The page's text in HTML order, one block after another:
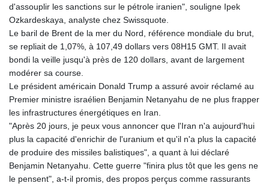
d'assouplir les sanctions sur le pétrole iranien", souligne Ipek
Ozkardeskaya, analyste chez Swissquote.
Le baril de Brent de la mer du Nord, référence mondiale du brut,
se repliait de 1,07%, à 107,49 dollars vers 08H15 GMT. Il avait
bondi la veille jusqu'à près de 120 dollars, avant de largement
modérer sa course.
Le président américain Donald Trump a assuré avoir réclamé au
Premier ministre israélien Benjamin Netanyahu de ne plus frapper
les infrastructures énergétiques en Iran.
"Après 20 jours, je peux vous annoncer que l'Iran n'a aujourd'hui
plus la capacité d'enrichir de l'uranium et qu'il n'a plus la capacité
de produire des missiles balistiques", a quant à lui déclaré
Benjamin Netanyahu. Cette guerre "finira plus tôt que les gens ne
le pensent", a-t-il promis, des propos perçus comme rassurants